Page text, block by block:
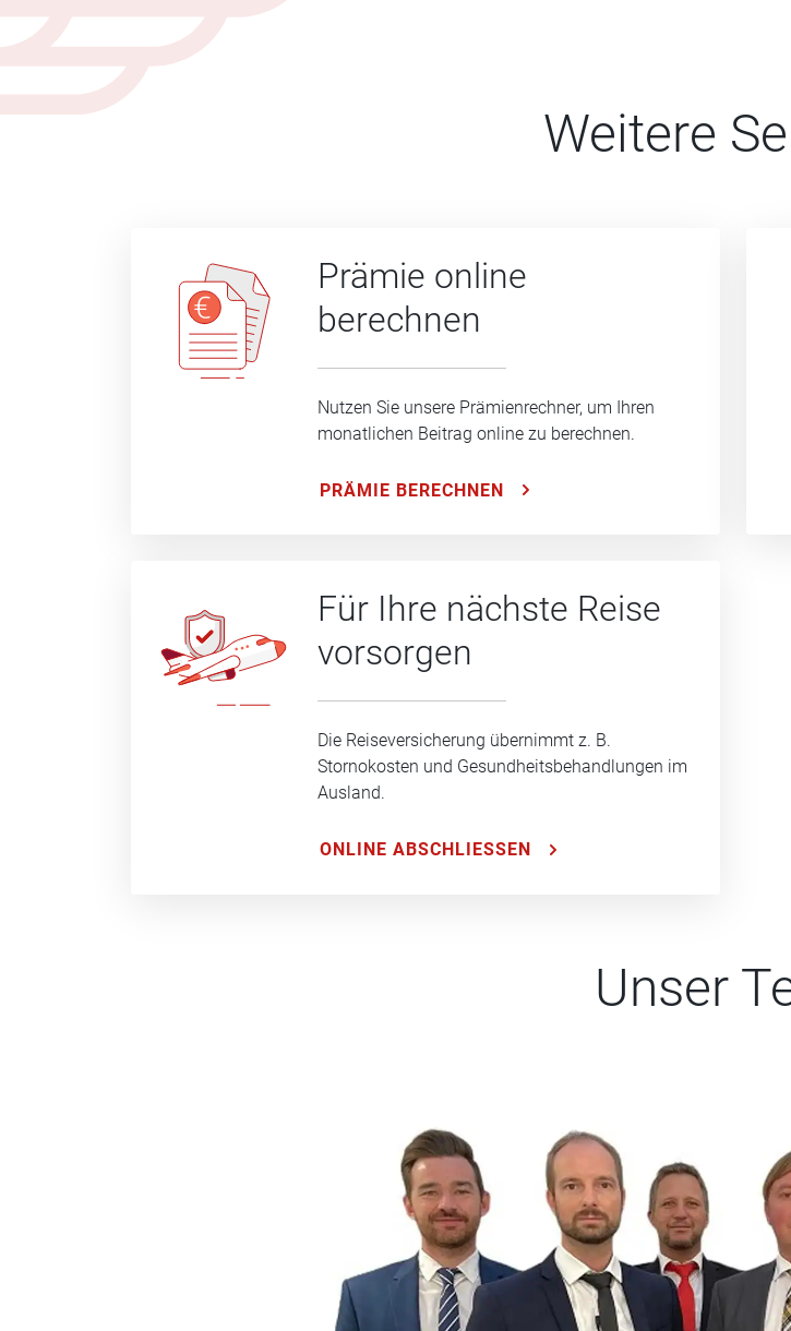
Weitere
Prämie online
berechnen
Nutzen Sie unsere Prämienrechner, um Ihren
monatlichen Beitrag online zu berechnen.
PRÄMIE BERECHNEN
Für Ihre nächste Reise
vorsorgen
Die Reiseversicherung übernimmt z. B.
Stornokosten und Gesundheitsbehandlungen im
Ausland.
ONLINE ABSCHLIESSEN
Unser